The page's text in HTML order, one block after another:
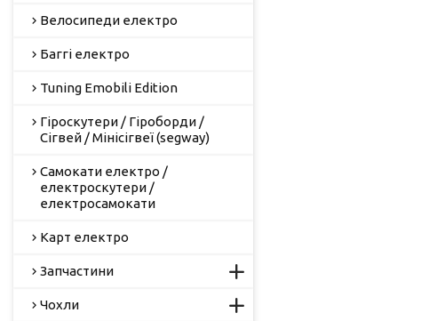
Велосипеди електро
Баггі електро
Tuning Emobili Edition
Гіроскутери / Гіроборди /
Сігвей / Мінісігвеї (segway)
Самокати електро /
електроскутери /
електросамокати
Карт електро
Запчастини
Чохли